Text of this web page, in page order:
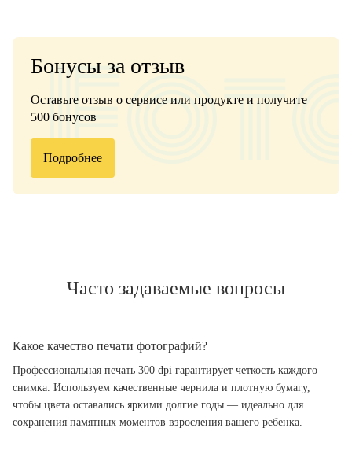
Бонусы за отзыв
Оставьте отзыв о сервисе или продукте и получите
500 бонусов
Подробнее
Часто задаваемые вопросы
Какое качество печати фотографий?
Профессиональная печать 300 dpi гарантирует четкость каждого
снимка. Используем качественные чернила и плотную бумагу,
чтобы цвета оставались яркими долгие годы — идеально для
сохранения памятных моментов взросления вашего ребенка.